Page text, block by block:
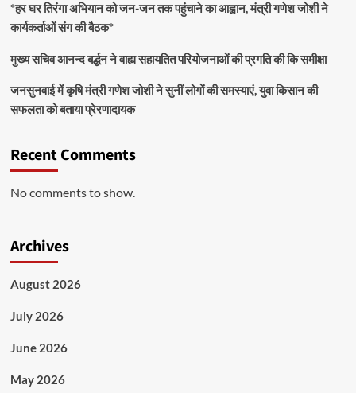
*हर घर तिरंगा अभियान को जन-जन तक पहुंचाने का आह्वान, मंत्री गणेश जोशी ने
कार्यकर्ताओं संग की बैठक*
मुख्य सचिव आनन्द बर्द्धन ने वाह्य सहायतित परियोजनाओं की प्रगति की कि समीक्षा
जनसुनवाई में कृषि मंत्री गणेश जोशी ने सुनीं लोगों की समस्याएं, युवा किसान की
सफलता को बताया प्रेरणादायक
Recent Comments
No comments to show.
Archives
August 2026
July 2026
June 2026
May 2026